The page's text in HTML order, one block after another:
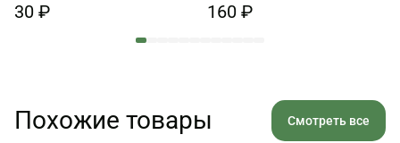
30 ₽ 160 ₽
Похожие товары Смотреть все